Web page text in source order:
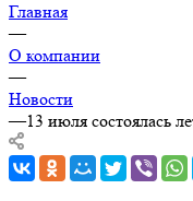
Главная
—
О компании
—
Новости
—13 июля состоялась